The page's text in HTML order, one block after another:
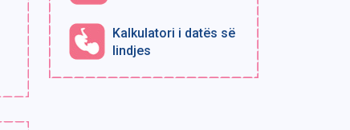
Kalkulatori i datës së
lindjes